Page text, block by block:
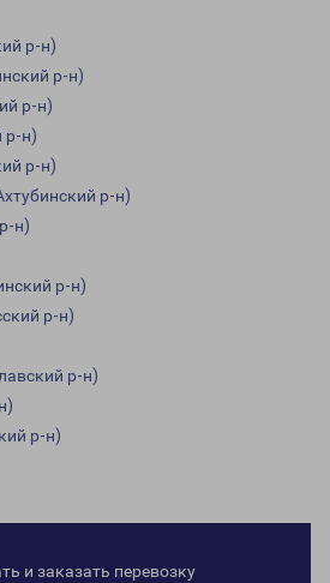
р-н)
р-н)
р-н)
р-н)
р-н)
р-н)
н)
р-н)
р-н)
р-н)
р-н)
и заказать перевозку